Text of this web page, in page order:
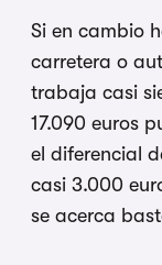
Si en cambio
carretera o
trabaja casi
17.090 euros
el diferencial
casi 3.000
se acerca